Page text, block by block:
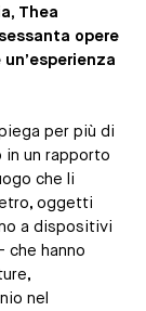
Thea
opere
per più di
in un rapporto
che li
oggetti
a dispositivi
che hanno
nel